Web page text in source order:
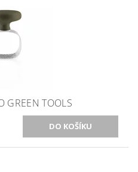
GREEN TOOLS